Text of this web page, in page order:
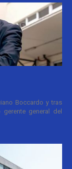
Boccardo y tras
general del